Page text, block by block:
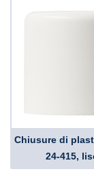
Chiusure di
24-415,